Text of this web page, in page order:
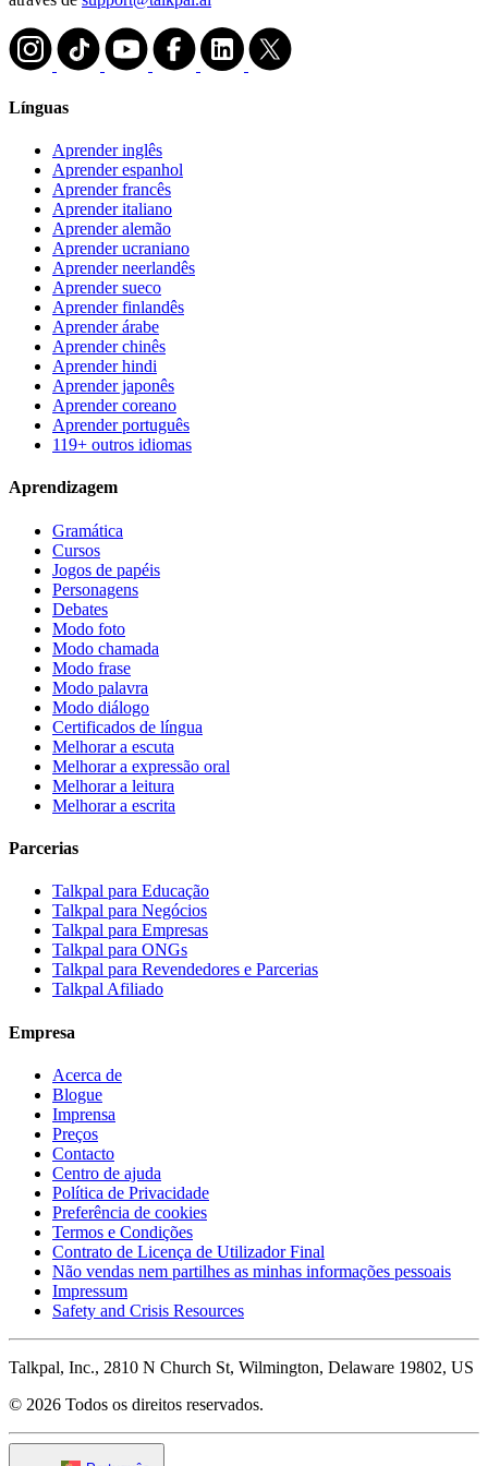
Línguas
Aprender inglês
Aprender espanhol
Aprender francês
Aprender italiano
Aprender alemão
Aprender ucraniano
Aprender neerlandês
Aprender sueco
Aprender finlandês
Aprender árabe
Aprender chinês
Aprender hindi
Aprender japonês
Aprender coreano
Aprender português
119+ outros idiomas
Aprendizagem
Gramática
Cursos
Jogos de papéis
Personagens
Debates
Modo foto
Modo chamada
Modo frase
Modo palavra
Modo diálogo
Certificados de língua
Melhorar a escuta
Melhorar a expressão oral
Melhorar a leitura
Melhorar a escrita
Parcerias
Talkpal para Educação
Talkpal para Negócios
Talkpal para Empresas
Talkpal para ONGs
Talkpal para Revendedores e Parcerias
Talkpal Afiliado
Empresa
Acerca de
Blogue
Imprensa
Preços
Contacto
Centro de ajuda
Política de Privacidade
Preferência de cookies
Termos e Condições
Contrato de Licença de Utilizador Final
Não vendas nem partilhes as minhas informações pessoais
Impressum
Safety and Crisis Resources
Talkpal, Inc., 2810 N Church St, Wilmington, Delaware 19802, US
© 2026 Todos os direitos reservados.